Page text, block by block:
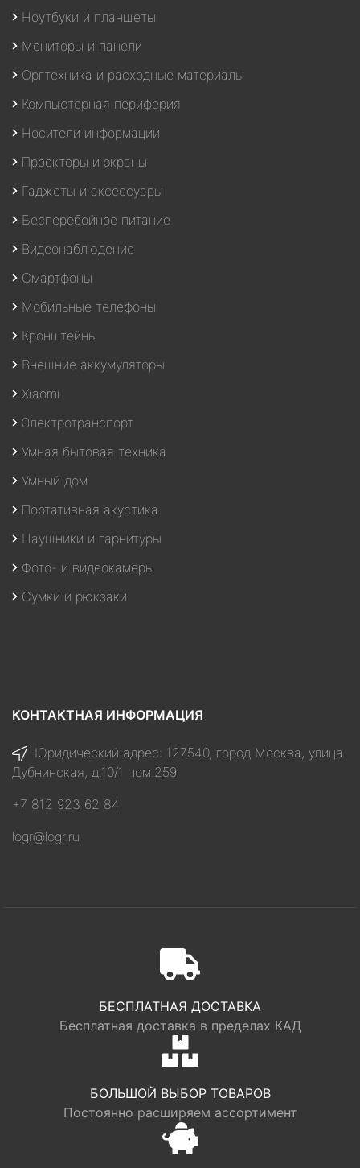
Ноутбуки и планшеты
Мониторы и панели
Оргтехника и расходные материалы
Компьютерная периферия
Носители информации
Проекторы и экраны
Гаджеты и аксессуары
Бесперебойное питание
Видеонаблюдение
Смартфоны
Мобильные телефоны
Кронштейны
Внешние аккумуляторы
Xiaomi
Электротранспорт
Умная бытовая техника
Умный дом
Портативная акустика
Наушники и гарнитуры
Фото- и видеокамеры
Сумки и рюкзаки
КОНТАКТНАЯ ИНФОРМАЦИЯ
Юридический адрес: 127540, город Москва, улица
Дубнинская, д.10/1 пом.259
+7 812 923 62 84
logr@logr.ru
БЕСПЛАТНАЯ ДОСТАВКА
Бесплатная доставка в пределах КАД
БОЛЬШОЙ ВЫБОР ТОВАРОВ
Постоянно расширяем ассортимент